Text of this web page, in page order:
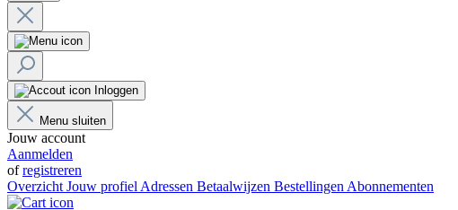
Inloggen
Menu sluiten
Jouw account
Aanmelden
ofregistreren
Overzicht Jouw profiel Adressen Betaalwijzen Bestellingen Abonnementen